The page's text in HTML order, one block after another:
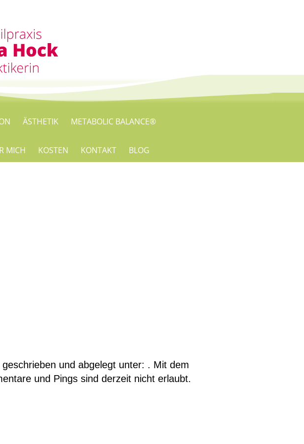
ÄSTHETIK METABOLIC BALANCE®
MICH KOSTEN KONTAKT
BLOG
und abgelegt unter: . Mit dem
und Pings sind derzeit nicht erlaubt.